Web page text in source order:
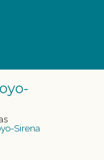
Sirena